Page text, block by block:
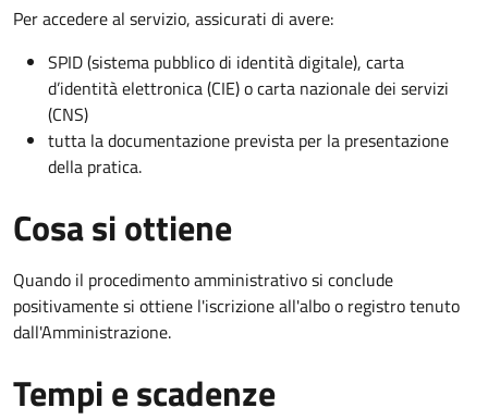
Per accedere al servizio, assicurati di avere:
SPID (sistema pubblico di identità digitale), carta
d’identità elettronica (CIE) o carta nazionale dei servizi
(CNS)
tutta la documentazione prevista per la presentazione
della pratica.
Cosa si ottiene
Quando il procedimento amministrativo si conclude
positivamente si ottiene l'iscrizione all'albo o registro tenuto
dall'Amministrazione.
Tempi e scadenze